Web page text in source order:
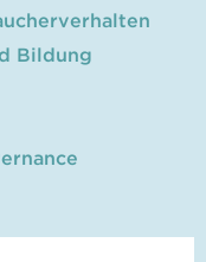
Bildung